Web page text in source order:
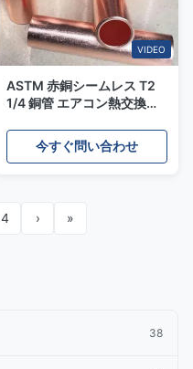
VIDEO
ASTM 赤銅シームレス T2
1/4 銅管 エアコン熱交換器
今すぐ問い合わせ
4 › »
38